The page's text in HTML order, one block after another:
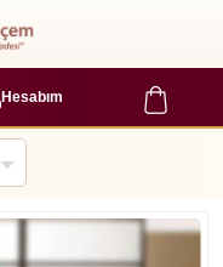
Hesabım